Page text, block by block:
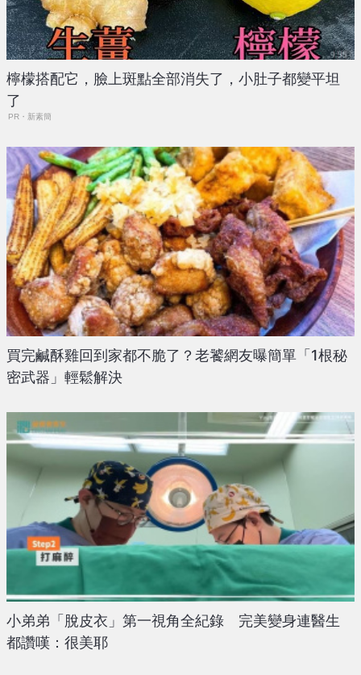
檸檬搭配它，臉上斑點全部消失了，小肚子都變平坦
了
PR・新素簡
買完鹹酥雞回到家都不脆了？老饕網友曝簡單「1根秘
密武器」輕鬆解決
小弟弟「脫皮衣」第一視角全紀錄 完美變身連醫生
都讚嘆：很美耶